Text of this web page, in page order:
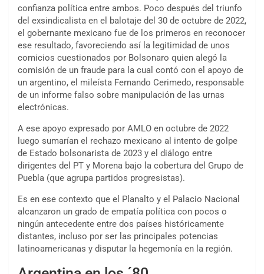
confianza política entre ambos. Poco después del triunfo
del exsindicalista en el balotaje del 30 de octubre de 2022,
el gobernante mexicano fue de los primeros en reconocer
ese resultado, favoreciendo así la legitimidad de unos
comicios cuestionados por Bolsonaro quien alegó la
comisión de un fraude para la cual contó con el apoyo de
un argentino, el mileísta Fernando Cerimedo, responsable
de un informe falso sobre manipulación de las urnas
electrónicas.
A ese apoyo expresado por AMLO en octubre de 2022
luego sumarían el rechazo mexicano al intento de golpe
de Estado bolsonarista de 2023 y el diálogo entre
dirigentes del PT y Morena bajo la cobertura del Grupo de
Puebla (que agrupa partidos progresistas).
Es en ese contexto que el Planalto y el Palacio Nacional
alcanzaron un grado de empatía política con pocos o
ningún antecedente entre dos países históricamente
distantes, incluso por ser las principales potencias
latinoamericanas y disputar la hegemonía en la región.